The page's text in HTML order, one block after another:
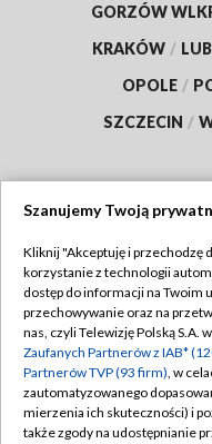
GORZÓW
KRAKÓW /
OPOLE /
SZCZECIN /
Abonament TVP
Emisja w TVP
Centrum informacji
Naziemna Telewizja
Szanujemy Twoją
Kliknij "Akceptuję i przechodzę
korzystanie z technologii
dostęp do informacji na Twoim
przechowywanie oraz na
nas, czyli Telewizję Polską S.A.
Zaufanych Partnerów z IAB*
Partnerów TVP (93 firm), w
zautomatyzowanego
mierzenia ich skuteczności) i
także zgody na udostępnianie